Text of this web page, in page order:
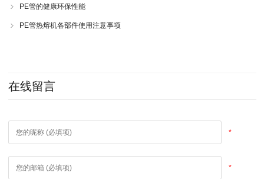
PE管的健康环保性能
PE管热熔机各部件使用注意事项
在线留言
*
*